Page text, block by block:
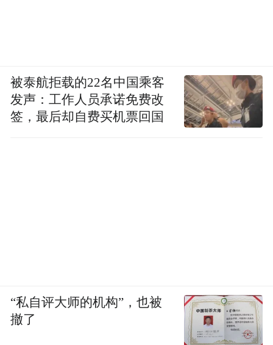
被泰航拒载的22名中国乘客
发声：工作人员承诺免费改
签，最后却自费买机票回国
“私自评大师的机构”，也被
撤了